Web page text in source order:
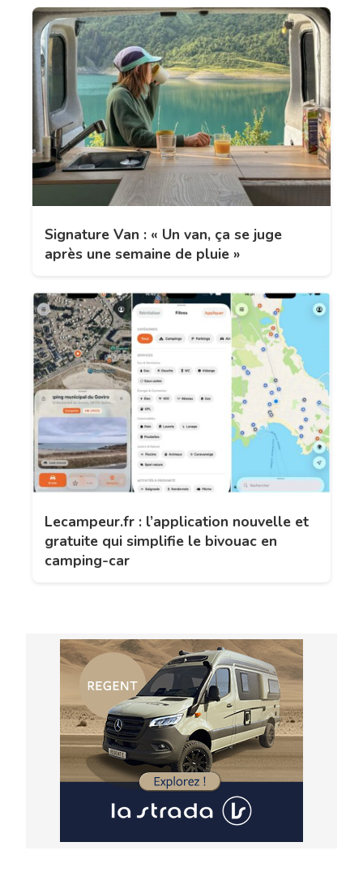
Signature Van : « Un van, ça se juge
après une semaine de pluie »
Lecampeur.fr : l’application nouvelle et
gratuite qui simplifie le bivouac en
camping-car